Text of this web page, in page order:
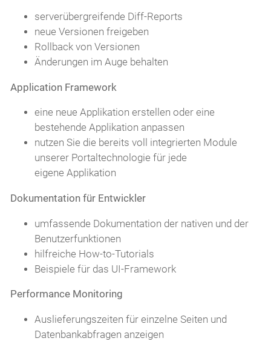
serverübergreifende Diff-Reports
neue Versionen freigeben
Rollback von Versionen
Änderungen im Auge behalten
Application Framework
eine neue Applikation erstellen oder eine
bestehende Applikation anpassen
nutzen Sie die bereits voll integrierten Module
unserer Portaltechnologie für jede
eigene Applikation
Dokumentation für Entwickler
umfassende Dokumentation der nativen und der
Benutzerfunktionen
hilfreiche How-to-Tutorials
Beispiele für das UI-Framework
Performance Monitoring
Auslieferungszeiten für einzelne Seiten und
Datenbankabfragen anzeigen